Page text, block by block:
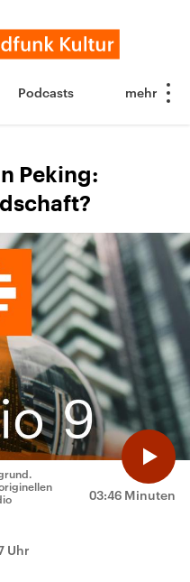
Podcasts
Peking:
03:46 Minuten
Uhr